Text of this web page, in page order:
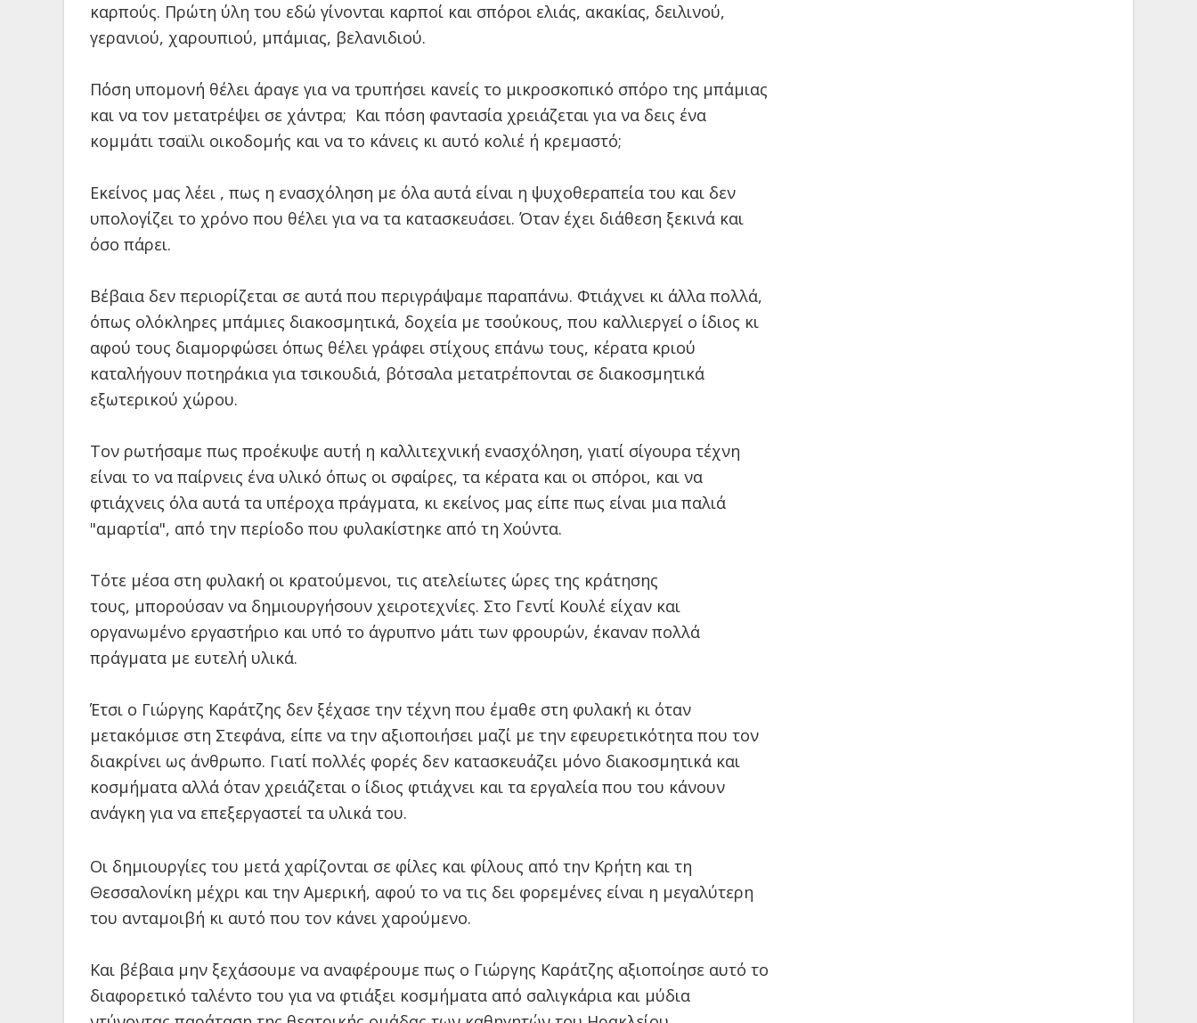
καρπούς. Πρώτη ύλη του εδώ γίνονται καρποί και σπόροι ελιάς, ακακίας, δειλινού,
γερανιού, χαρουπιού, μπάμιας, βελανιδιού.
Πόση υπομονή θέλει άραγε για να τρυπήσει κανείς το μικροσκοπικό σπόρο της μπάμιας
και να τον μετατρέψει σε χάντρα; Και πόση φαντασία χρειάζεται για να δεις ένα
κομμάτι τσαϊλι οικοδομής και να το κάνεις κι αυτό κολιέ ή κρεμαστό;
Εκείνος μας λέει , πως η ενασχόληση με όλα αυτά είναι η ψυχοθεραπεία του και δεν
υπολογίζει το χρόνο που θέλει για να τα κατασκευάσει. Όταν έχει διάθεση ξεκινά και
όσο πάρει.
Βέβαια δεν περιορίζεται σε αυτά που περιγράψαμε παραπάνω. Φτιάχνει κι άλλα πολλά,
όπως ολόκληρες μπάμιες διακοσμητικά, δοχεία με τσούκους, που καλλιεργεί ο ίδιος κι
αφού τους διαμορφώσει όπως θέλει γράφει στίχους επάνω τους, κέρατα κριού
καταλήγουν ποτηράκια για τσικουδιά, βότσαλα μετατρέπονται σε διακοσμητικά
εξωτερικού χώρου.
Τον ρωτήσαμε πως προέκυψε αυτή η καλλιτεχνική ενασχόληση, γιατί σίγουρα τέχνη
είναι το να παίρνεις ένα υλικό όπως οι σφαίρες, τα κέρατα και οι σπόροι, και να
φτιάχνεις όλα αυτά τα υπέροχα πράγματα, κι εκείνος μας είπε πως είναι μια παλιά
"αμαρτία", από την περίοδο που φυλακίστηκε από τη Χούντα.
Τότε μέσα στη φυλακή οι κρατούμενοι, τις ατελείωτες ώρες της κράτησης
τους, μπορούσαν να δημιουργήσουν χειροτεχνίες. Στο Γεντί Κουλέ είχαν και
οργανωμένο εργαστήριο και υπό το άγρυπνο μάτι των φρουρών, έκαναν πολλά
πράγματα με ευτελή υλικά.
Έτσι ο Γιώργης Καράτζης δεν ξέχασε την τέχνη που έμαθε στη φυλακή κι όταν
μετακόμισε στη Στεφάνα, είπε να την αξιοποιήσει μαζί με την εφευρετικότητα που τον
διακρίνει ως άνθρωπο. Γιατί πολλές φορές δεν κατασκευάζει μόνο διακοσμητικά και
κοσμήματα αλλά όταν χρειάζεται ο ίδιος φτιάχνει και τα εργαλεία που του κάνουν
ανάγκη για να επεξεργαστεί τα υλικά του.
Οι δημιουργίες του μετά χαρίζονται σε φίλες και φίλους από την Κρήτη και τη
Θεσσαλονίκη μέχρι και την Αμερική, αφού το να τις δει φορεμένες είναι η μεγαλύτερη
του ανταμοιβή κι αυτό που τον κάνει χαρούμενο.
Και βέβαια μην ξεχάσουμε να αναφέρουμε πως ο Γιώργης Καράτζης αξιοποίησε αυτό το
διαφορετικό ταλέντο του για να φτιάξει κοσμήματα από σαλιγκάρια και μύδια